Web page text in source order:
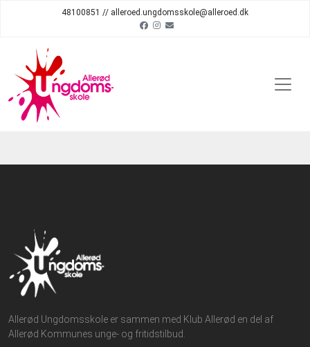
48100851 // alleroed.ungdomsskole@alleroed.dk
Allerød Ungdomsskole er sammen med Klub Allerød en del af
Allerød Kommunes unge- og fritidstilbud.